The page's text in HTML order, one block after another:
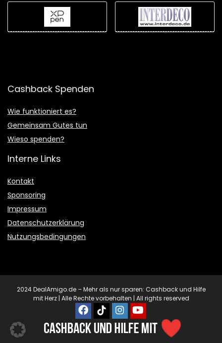
Cashback Spenden
Wie funktioniert es?
Gemeinsam Gutes tun
Wieso spenden?
Interne Links
Kontakt
Sponsoring
Impressum
Datenschutzerklärung
Nutzungsbedingungen
2024 DealAmigo.de – Mehr als nur sparen: Cashback und Hilfe
mit Herz | Alle Rechte vorbehalten | All rights reserved